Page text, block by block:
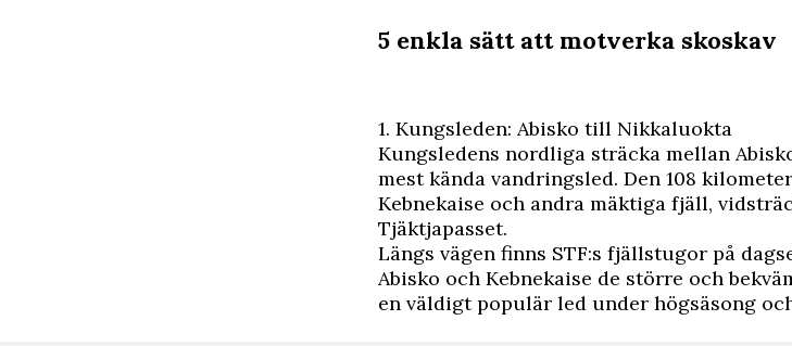
5 enkla sätt att motverka skoskav
1. Kungsleden: Abisko till Nikkaluokta
Kungsledens nordliga sträcka mellan
mest kända vandringsled. Den 108
Kebnekaise och andra mäktiga fjäll,
Tjäktjapasset.
Längs vägen finns STF:s fjällstugor på
Abisko och Kebnekaise de större och
en väldigt populär led under högsäsong